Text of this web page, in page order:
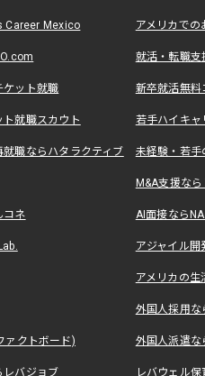
Career Mexico アメリカで
就活・転職
ケット就職 新卒就活無料
就職スカウト 若手ハイキ
職ならハタラクティブ 未経験・若手
M&A支援な
コネ AI面接なら
アジャイル
アメリカの
外国人採用
ァクトボード) 外国人派遣な
レバジョブ レバウェル